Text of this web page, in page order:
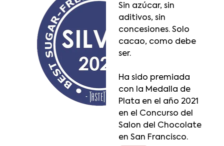
Sin azúcar, sin
aditivos, sin
concesiones. Solo
cacao, como debe
ser.
Ha sido premiada
con la Medalla de
Plata en el año 2021
en el Concurso del
Salon del Chocolate
en San Francisco.